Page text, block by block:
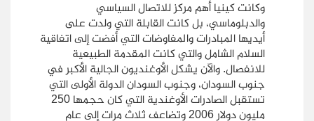
وكانت كينيا أهم مركز للاتصال السياسي
والدبلوماسي، بل كانت القابلة التي ولدت على
أيديها المبادرات والمفاوضات التي أفضت إلى اتفاقية
السلام الشامل والتي كانت المقدمة الطبيعية
للانفصال. والآن يشكل الأوغنديون الجالية الأكبر في
جنوب السودان، وجنوب السودان الدولة الأولى التي
تستقبل الصادرات الأوغندية التي كان حجمها 250
مليون دولار 2006 وتضاعف ثلاث مرات إلى عام